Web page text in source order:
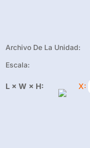
Archivo De La Unidad:
Escala:
L × W × H: X: